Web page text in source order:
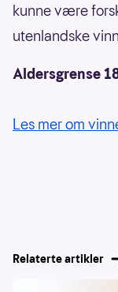
kunne være
utenlandske
Aldersgrense
Les mer om
Relaterte artikler